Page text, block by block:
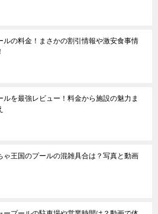
ルの料金！まさかの割引情報や激安食事情
ルを最強レビュー！料金から施設の魅力ま
ゃ王国のプールの混雑具合は？写真と動画